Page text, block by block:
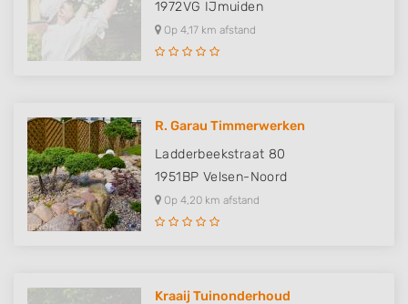
1972VG IJmuiden
Op 4,17 km afstand
R. Garau Timmerwerken
Ladderbeekstraat 80
1951BP Velsen-Noord
Op 4,20 km afstand
Kraaij Tuinonderhoud